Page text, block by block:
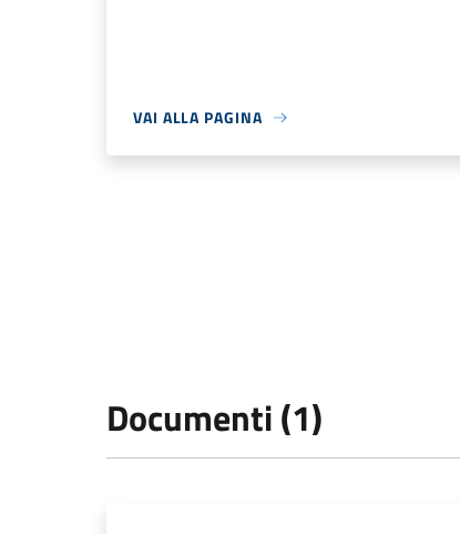
VAI ALLA PAGINA
Documenti (1)